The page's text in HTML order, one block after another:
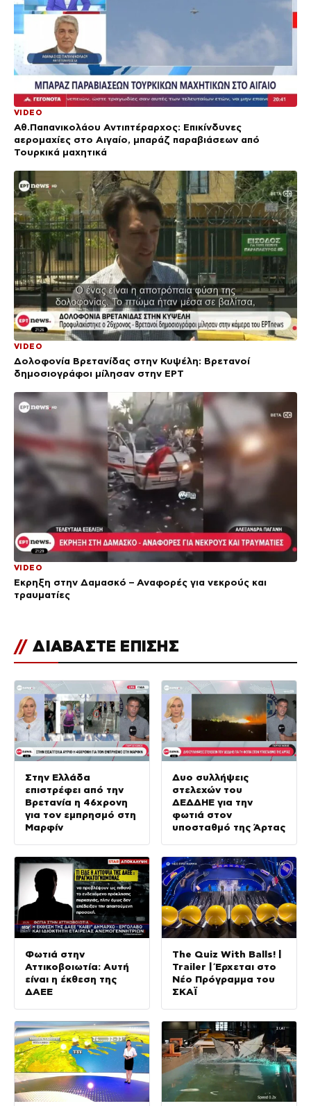
VIDEO
Αθ.Παπανικολάου Αντιπτέραρχος: Επικίνδυνες
αερομαχίες στο Αιγαίο, μπαράζ παραβιάσεων από
Τουρκικά μαχητικά
VIDEO
Δολοφονία Βρετανίδας στην Κυψέλη: Bρετανοί
δημοσιογράφοι μίλησαν στην ΕΡΤ
VIDEO
Έκρηξη στην Δαμασκό – Αναφορές για νεκρούς και
τραυματίες
// ΔΙΑΒΑΣΤΕ ΕΠΙΣΗΣ
Στην Ελλάδα
επιστρέφει από την
Βρετανία η 46χρονη
για τον εμπρησμό στη
Μαρφίν
Δυο συλλήψεις
στελεχών του
ΔΕΔΔΗΕ για την
φωτιά στον
υποσταθμό της Άρτας
Φωτιά στην
Αττικοβοιωτία: Αυτή
είναι η έκθεση της
ΔΑΕΕ
The Quiz With Balls! |
Trailer | Έρχεται στο
Νέο Πρόγραμμα του
ΣΚΑΪ